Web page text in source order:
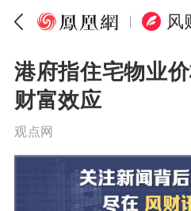
风
港府指住宅物业
财富效应
观点网